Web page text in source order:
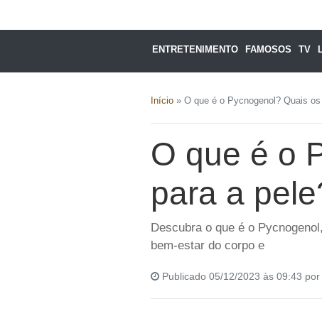
ENTRETENIMENTO FAMOSOS TV
Início » O que é o Pycnogenol? Quais
O que é o
para a
Descubra o que é o
bem-estar do corpo e
Publicado 05/12/2023 às 09:43 por